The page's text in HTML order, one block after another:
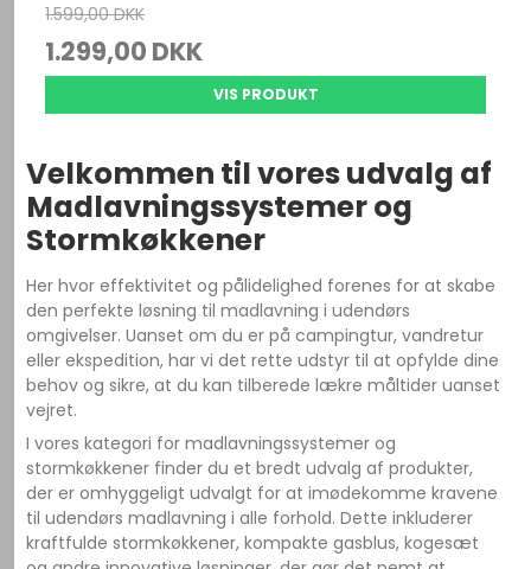
1.599,00 DKK
1.299,00 DKK
VIS PRODUKT
Velkommen til vores udvalg af
Madlavningssystemer og
Stormkøkkener
Her hvor effektivitet og pålidelighed forenes for at skabe
den perfekte løsning til madlavning i udendørs
omgivelser. Uanset om du er på campingtur, vandretur
eller ekspedition, har vi det rette udstyr til at opfylde dine
behov og sikre, at du kan tilberede lækre måltider uanset
vejret.
I vores kategori for madlavningssystemer og
stormkøkkener finder du et bredt udvalg af produkter,
der er omhyggeligt udvalgt for at imødekomme kravene
til udendørs madlavning i alle forhold. Dette inkluderer
kraftfulde stormkøkkener, kompakte gasblus, kogesæt